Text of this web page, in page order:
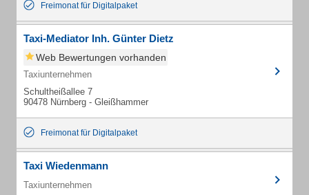
Freimonat für Digitalpaket
Taxi-Mediator Inh. Günter Dietz
Web Bewertungen vorhanden
Taxiunternehmen
Schultheißallee 7
90478 Nürnberg - Gleißhammer
Freimonat für Digitalpaket
Taxi Wiedenmann
Taxiunternehmen